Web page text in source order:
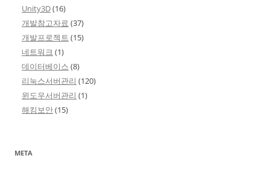
Unity3D(16)
개발참고자료 (37)
개발프로젝트 (15)
네트워크 (1)
데이터베이스 (8)
리눅스서버관리 (120)
윈도우서버관리 (1)
해킹보안(15)
META